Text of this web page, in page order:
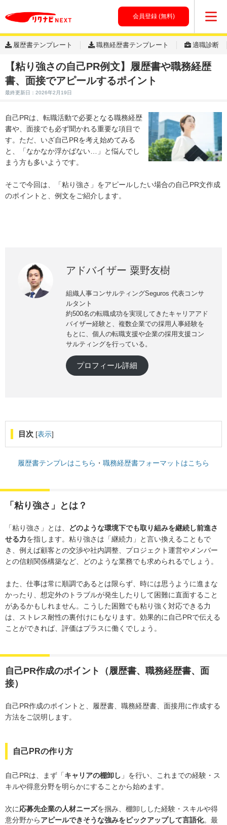
会員登録 (無料)
履歴書テンプレート 職務経歴書テンプレート 適職診断
【粘り強さの自己PR例文】履歴書や職務経歴
書、面接でアピールするポイント
最終更新日：2026年2月19日
自己PRは、転職活動で必要となる職務経歴
書や、面接でも必ず聞かれる重要な項目で
す。ただ、いざ自己PRを考え始めてみる
と、「なかなか浮かばない…」と悩んでし
まう方も多いようです。
そこで今回は、「粘り強さ」をアピールしたい場合の自己PR文作成
のポイントと、例文をご紹介します。
アドバイザー 粟野友樹
組織人事コンサルティングSeguros 代表コンサ
ルタント
約500名の転職成功を実現してきたキャリアアド
バイザー経験と、複数企業での採用人事経験を
もとに、個人の転職支援や企業の採用支援コン
サルティングを行っている。
プロフィール詳細
目次 [表示]
履歴書テンプレはこちら ・ 職務経歴書フォーマットはこちら
「粘り強さ」とは？
「粘り強さ」とは、
どのような環境下でも取り組みを継続し前進さ
せる力を指します。粘り強さは「継続力」と言い換えることもで
き、例えば顧客との交渉や社内調整、プロジェクト運営やメンバー
との信頼関係構築など、どのような業務でも求められるでしょう。
また、仕事は常に順調であるとは限らず、時には思うように進まな
かったり、想定外のトラブルが発生したりして困難に直面すること
があるかもしれません。こうした困難でも粘り強く対応できる力
は、ストレス耐性の裏付けにもなります。効果的に自己PRで伝える
ことができれば、評価はプラスに働くでしょう。
自己PR作成のポイント（履歴書、職務経歴書、面
接）
自己PR作成のポイントと、履歴書、職務経歴書、面接用に作成する
方法をご説明します。
自己PRの作り方
自己PRは、まず「キャリアの棚卸し 」を行い、これまでの経験・ス
キルや得意分野を明らかにすることから始めます。
次に応募先企業の人材ニーズを掴み、棚卸しした経験・スキルや得
意分野からアピールできそうな強みをピックアップして言語化。最